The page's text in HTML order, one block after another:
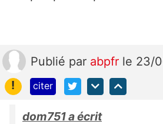
Publié par abpfr le 23/
!
citer
dom751 a écrit